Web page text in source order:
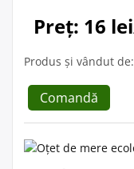
Preț: 16
Produs și vândut de:
Comandă